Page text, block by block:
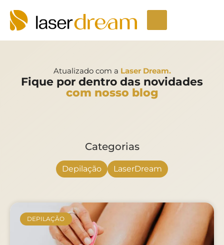
Atualizado com a Laser Dream.
Fique por dentro das novidades
com nosso blog
Categorias
Depilação LaserDream
DEPILAÇÃO